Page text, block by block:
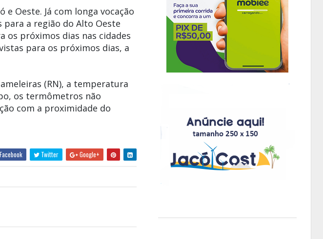
Oeste. Já com longa vocação
a região do Alto Oeste
os próximos dias nas cidades
para os próximos dias, a
(RN), a temperatura
os termômetros não
com a proximidade do
Facebook Twitter Google+